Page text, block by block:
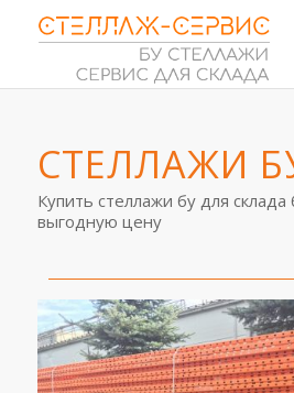
СТЕЛЛАЖИ
Купить стеллажи бу для склада
выгодную цену